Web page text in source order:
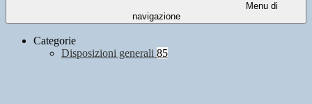
Menu di
navigazione
Categorie
Disposizioni generali 85